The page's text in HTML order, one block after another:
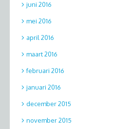
juni 2016
mei 2016
april 2016
maart 2016
februari 2016
januari 2016
december 2015
november 2015